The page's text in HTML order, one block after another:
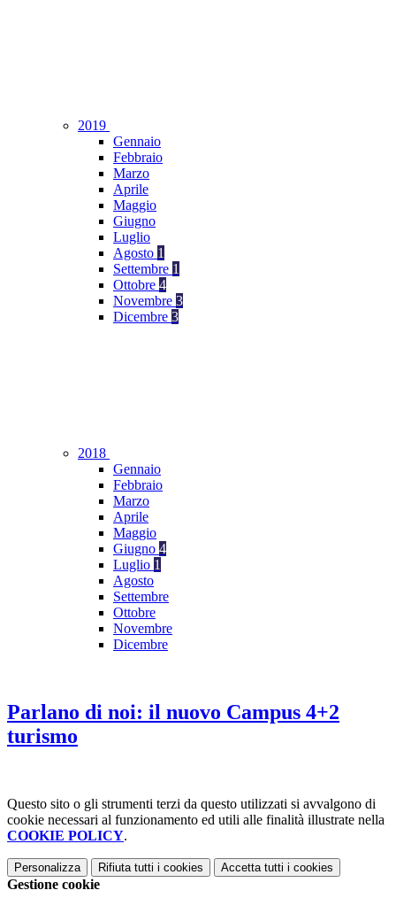
2019
Gennaio
Febbraio
Marzo
Aprile
Maggio
Giugno
Luglio
Agosto 1
Settembre 1
Ottobre 4
Novembre 3
Dicembre 3
2018
Gennaio
Febbraio
Marzo
Aprile
Maggio
Giugno 4
Luglio 1
Agosto
Settembre
Ottobre
Novembre
Dicembre
Parlano di noi: il nuovo Campus 4+2
turismo
Questo sito o gli strumenti terzi da questo utilizzati si avvalgono di
cookie necessari al funzionamento ed utili alle finalità illustrate nella
COOKIE POLICY.
Personalizza Rifiuta tutti i cookies Accetta tutti i cookies
Gestione cookie